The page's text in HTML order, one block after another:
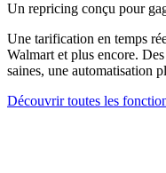
Un repricing conçu pour
Une tarification en temps
Walmart et plus encore.
saines, une automatisation
Découvrir toutes les